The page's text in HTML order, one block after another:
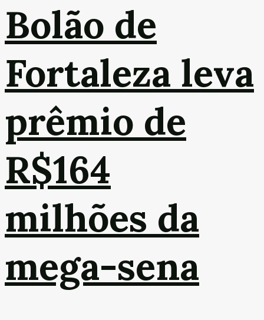
Bolão de
Fortaleza leva
prêmio de
R$164
milhões da
mega-sena